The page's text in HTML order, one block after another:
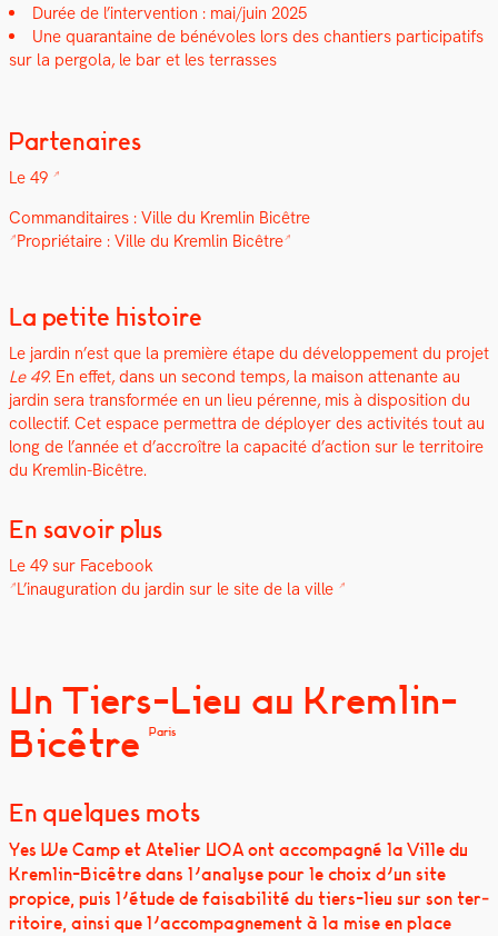
Durée de l’intervention : mai/juin 2025
Une quar­an­taine de bénév­oles lors des chantiers par­tic­i­pat­ifs
sur la per­go­la, le bar et les ter­rass­es
Partenaires
Le 49
Com­man­di­taires : Ville du Krem­lin Bicêtre
Pro­prié­taire : Ville du Krem­lin Bicêtre
La petite histoire
Le jardin n’est que la pre­mière étape du développe­ment du pro­jet
Le 49. En effet, dans un sec­ond temps, la mai­son attenante au
jardin sera trans­for­mée en un lieu pérenne, mis à dis­po­si­tion du
col­lec­tif. Cet espace per­me­t­tra de déploy­er des activ­ités tout au
long de l’année et d’accroître la capac­ité d’action sur le ter­ri­toire
du Krem­lin-Bicêtre.
En savoir plus
Le 49 sur Face­book
L’inauguration du jardin sur le site de la ville
Un Tiers-Lieu au Kremlin-
Bicêtre
Paris
En quelques mots
Yes We Camp et Ate­lier UOA ont accom­pa­g­né la Ville du
Krem­lin-Bicêtre dans l’analyse pour le choix d’un site
prop­ice, puis l’étude de fais­abil­ité du tiers-lieu sur son ter­
ri­toire, ain­si que l’accompagnement à la mise en place